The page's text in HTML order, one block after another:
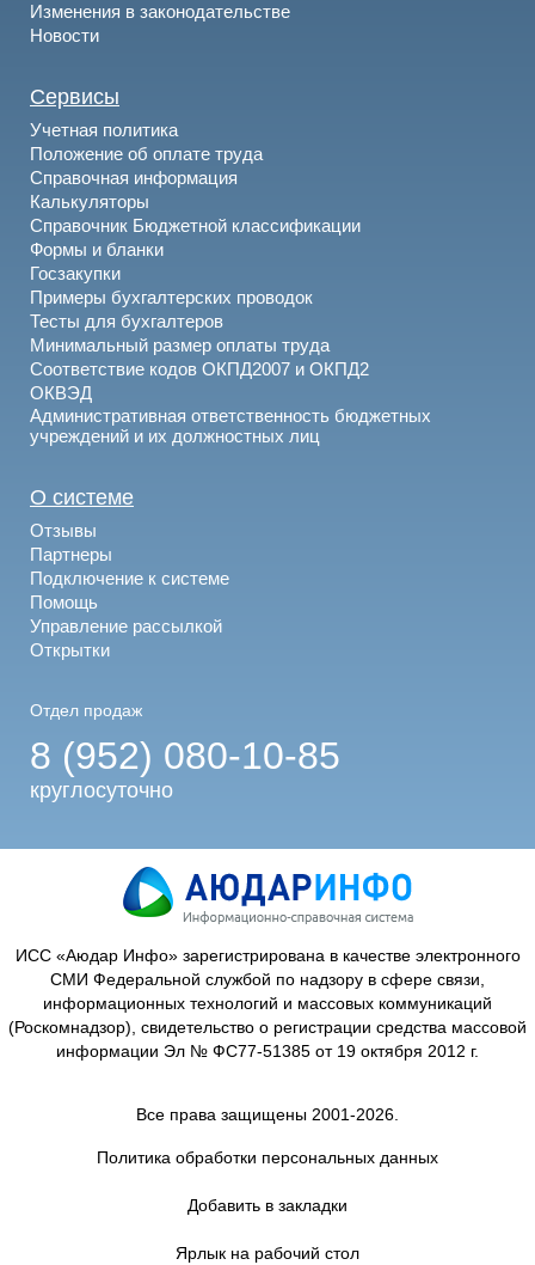
Изменения в законодательстве
Новости
Сервисы
Учетная политика
Положение об оплате труда
Справочная информация
Калькуляторы
Справочник Бюджетной классификации
Формы и бланки
Госзакупки
Примеры бухгалтерских проводок
Тесты для бухгалтеров
Минимальный размер оплаты труда
Соответствие кодов ОКПД2007 и ОКПД2
ОКВЭД
Административная ответственность бюджетных
учреждений и их должностных лиц
О системе
Отзывы
Партнеры
Подключение к системе
Помощь
Управление рассылкой
Открытки
Отдел продаж
8 (952) 080-10-85
круглосуточно
ИСС «Аюдар Инфо» зарегистрирована в качестве электронного
СМИ Федеральной службой по надзору в сфере связи,
информационных технологий и массовых коммуникаций
(Роскомнадзор), свидетельство о регистрации средства массовой
информации Эл № ФС77-51385 от 19 октября 2012 г.
Все права защищены 2001-2026.
Политика обработки персональных данных
Добавить в закладки
Ярлык на рабочий стол